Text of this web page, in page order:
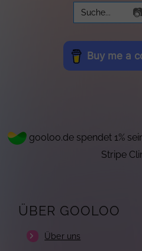
Search
for:
gooloo.de spendet 1%
Stripe
ÜBER GOOLOO
Über uns